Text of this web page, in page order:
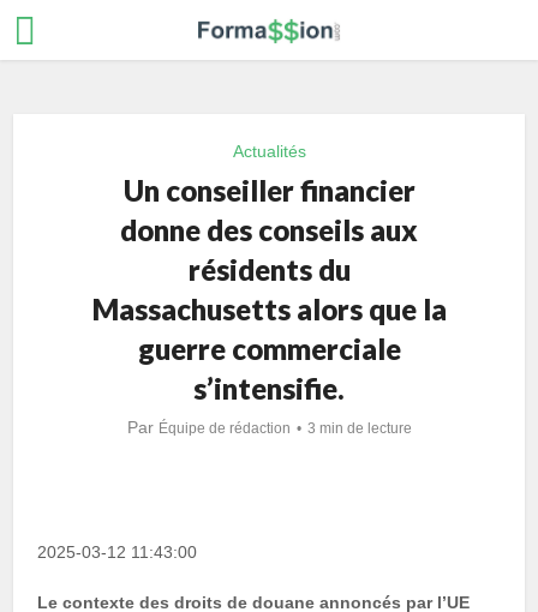
Actualités
Un conseiller financier
donne des conseils aux
résidents du
Massachusetts alors que la
guerre commerciale
s’intensifie.
Par Équipe de rédaction 3 min de lecture
2025-03-12 11:43:00
Le contexte des droits de douane annoncés par l’UE